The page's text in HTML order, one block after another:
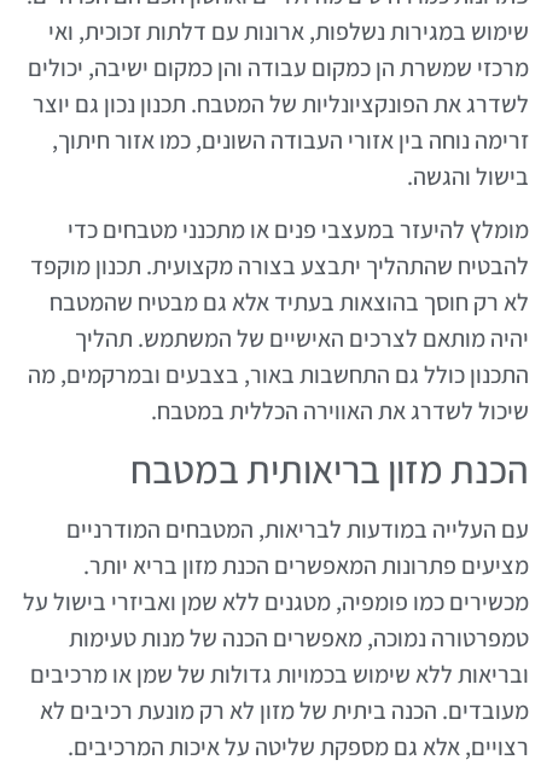
שימוש במגירות נשלפות, ארונות עם דלתות זכוכית, ואי
מרכזי שמשרת הן כמקום עבודה והן כמקום ישיבה, יכולים
לשדרג את הפונקציונליות של המטבח. תכנון נכון גם יוצר
זרימה נוחה בין אזורי העבודה השונים, כמו אזור חיתוך,
בישול והגשה.
מומלץ להיעזר במעצבי פנים או מתכנני מטבחים כדי
להבטיח שהתהליך יתבצע בצורה מקצועית. תכנון מוקפד
לא רק חוסך בהוצאות בעתיד אלא גם מבטיח שהמטבח
יהיה מותאם לצרכים האישיים של המשתמש. תהליך
התכנון כולל גם התחשבות באור, בצבעים ובמרקמים, מה
שיכול לשדרג את האווירה הכללית במטבח.
הכנת מזון בריאותית במטבח
עם העלייה במודעות לבריאות, המטבחים המודרניים
מציעים פתרונות המאפשרים הכנת מזון בריא יותר.
מכשירים כמו פומפיה, מטגנים ללא שמן ואביזרי בישול על
טמפרטורה נמוכה, מאפשרים הכנה של מנות טעימות
ובריאות ללא שימוש בכמויות גדולות של שמן או מרכיבים
מעובדים. הכנה ביתית של מזון לא רק מונעת רכיבים לא
רצויים, אלא גם מספקת שליטה על איכות המרכיבים.